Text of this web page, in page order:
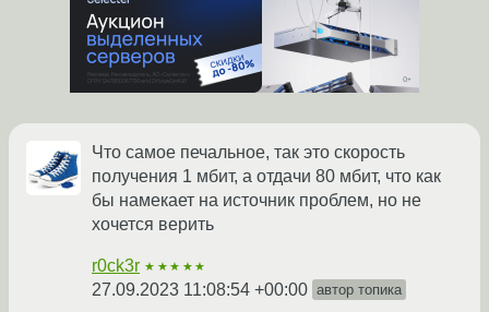
Что самое печальное, так это скорость
получения 1 мбит, а отдачи 80 мбит, что как
бы намекает на источник проблем, но не
хочется верить
r0ck3r ★★★★★
27.09.2023 11:08:54 +00:00 автор топика